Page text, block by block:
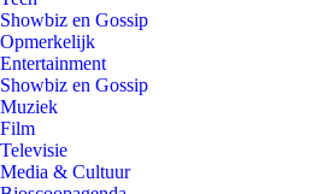
Showbiz en Gossip
Opmerkelijk
Entertainment
Showbiz en Gossip
Muziek
Film
Televisie
Media & Cultuur